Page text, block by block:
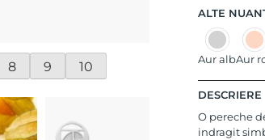
8 9 10
ALTE
Aur albAur
DESCRIERE
O pereche
indragit